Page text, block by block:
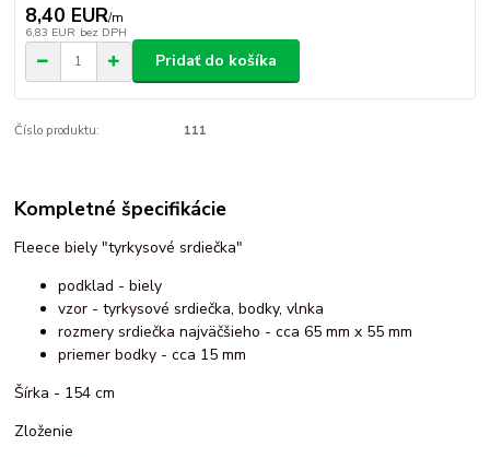
8,40 EUR/m
6,83 EUR bez DPH
Pridať do košíka
Číslo produktu: 111
Kompletné špecifikácie
Fleece biely "tyrkysové srdiečka"
podklad - biely
vzor - tyrkysové srdiečka, bodky, vlnka
rozmery srdiečka najväčšieho - cca 65 mm x 55 mm
priemer bodky - cca 15 mm
Šírka - 154 cm
Zloženie